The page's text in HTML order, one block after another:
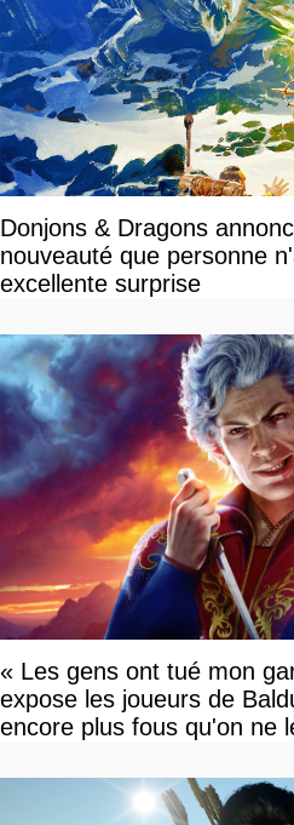
Donjons & Dragons
nouveauté que personne
excellente surprise
« Les gens ont tué mon
expose les joueurs de
encore plus fous qu'on ne